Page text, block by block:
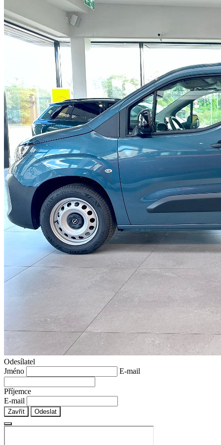
Odesílatel
Jméno
E-mail
Příjemce
E-mail
Zavřít Odeslat